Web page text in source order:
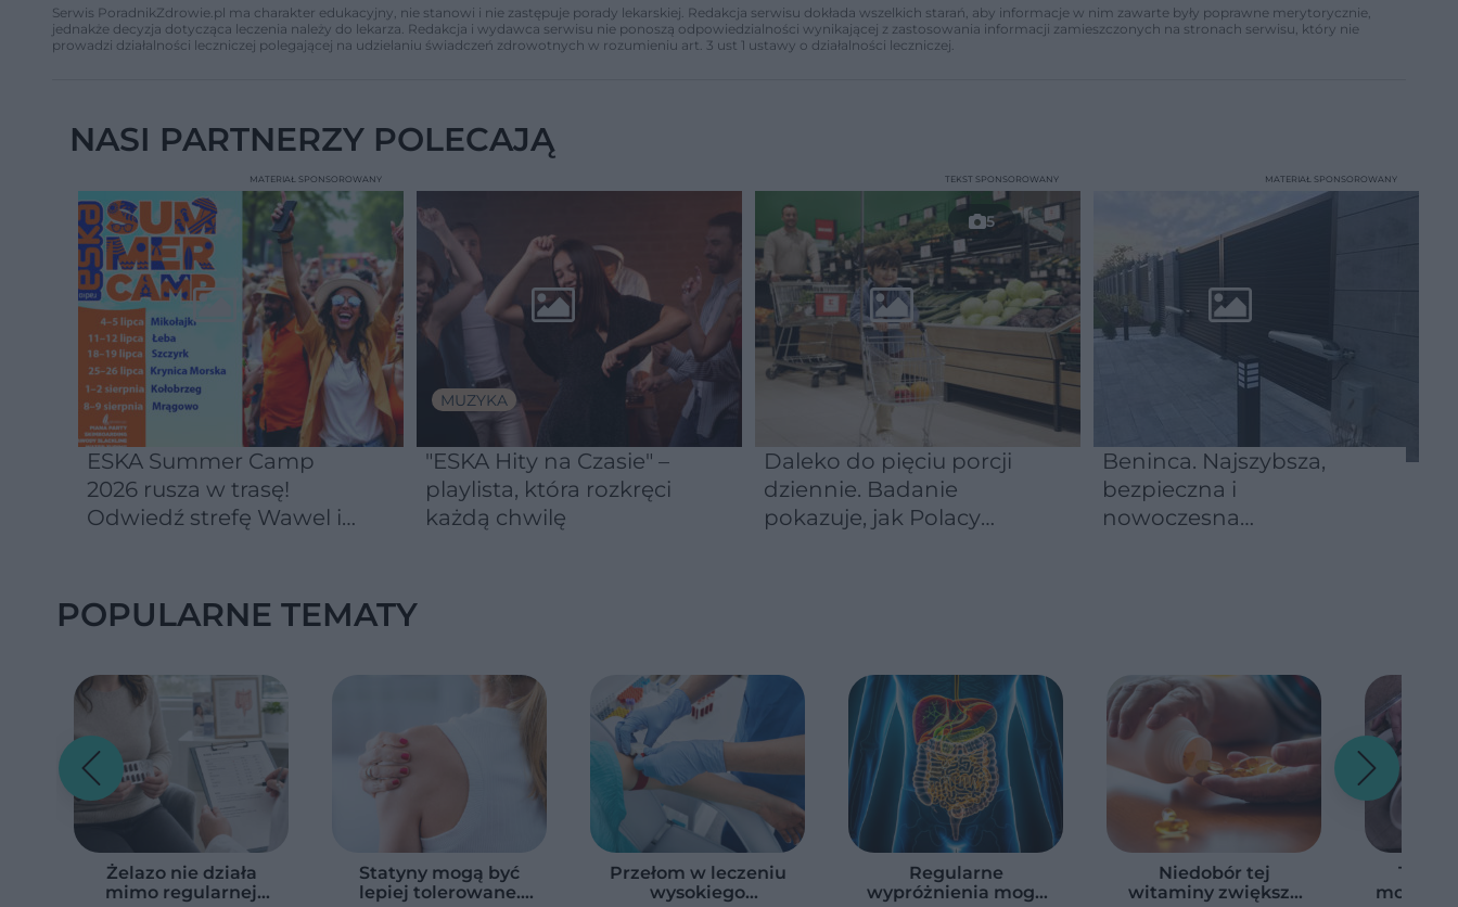
Serwis PoradnikZdrowie.pl ma charakter edukacyjny, nie stanowi i nie zastępuje porady lekarskiej. Redakcja serwisu dokłada wszelkich starań, aby informacje w nim zawarte były poprawne merytorycznie,
jednakże decyzja dotycząca leczenia należy do lekarza. Redakcja i wydawca serwisu nie ponoszą odpowiedzialności wynikającej z zastosowania informacji zamieszczonych na stronach serwisu, który nie
prowadzi działalności leczniczej polegającej na udzielaniu świadczeń zdrowotnych w rozumieniu art. 3 ust 1 ustawy o działalności leczniczej.
NASI PARTNERZY POLECAJĄ
ESKA Summer Camp
2026 rusza w trasę!
Odwiedź strefę Wawel i
MATERIAŁ SPONSOROWANY
MUZYKA
"ESKA Hity na Czasie" –
playlista, która rozkręci
każdą chwilę
5
Daleko do pięciu porcji
dziennie. Badanie
pokazuje, jak Polacy
TEKST SPONSOROWANY
Beninca. Najszybsza,
bezpieczna i
nowoczesna
MATERIAŁ SPONSOROWANY
POPULARNE TEMATY
Żelazo nie działa
mimo regularnej
Statyny mogą być
lepiej tolerowane.
Przełom w leczeniu
wysokiego
Regularne
wypróżnienia mogą
Niedobór tej
witaminy zwiększa
Ten
może